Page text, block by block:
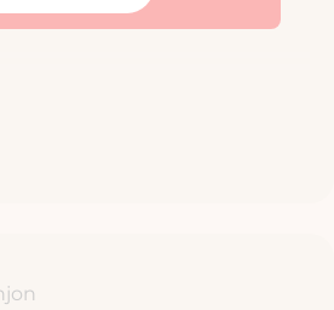
te hacen sentir